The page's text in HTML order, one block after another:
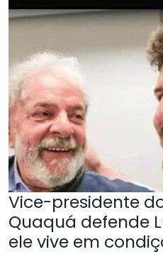
Vice-presidente
Quaquá defende
ele vive em